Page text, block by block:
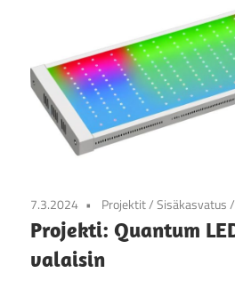
7.3.2024 Projektit/Sisäkasvatus/
Projekti: Quantum
valaisin